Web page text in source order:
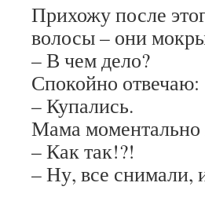
Прихожу после
волосы – они
– В чем дело?
Спокойно отвечаю:
– Купались.
Мама моментально
– Как так!?!
– Ну, все снимали,